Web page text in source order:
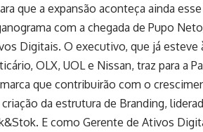
que a expansão aconteça ainda
com a chegada de Pupo
Digitais. O executivo, que já
OLX, UOL e Nissan, traz para a
que contribuirão com o
criação da estrutura de Branding,
E como Gerente de Ativos